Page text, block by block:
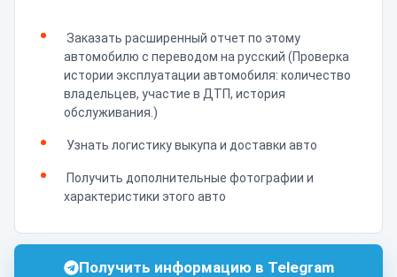
Заказать расширенный отчет по этому
автомобилю с переводом на русский (Проверка
истории эксплуатации автомобиля: количество
владельцев, участие в ДТП, история
обслуживания.)
Узнать логистику выкупа и доставки авто
Получить дополнительные фотографии и
характеристики этого авто
Получить информацию в Telegram